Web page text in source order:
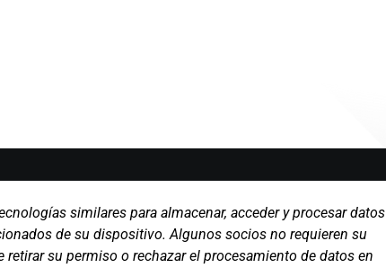
Productos
Compañía
Blog
similares para almacenar, acceder y procesar datos
de su dispositivo. Algunos socios no requieren su
su permiso o rechazar el procesamiento de datos en